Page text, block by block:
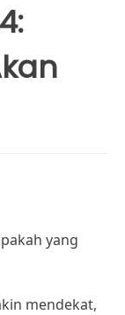
yang
mendekat,